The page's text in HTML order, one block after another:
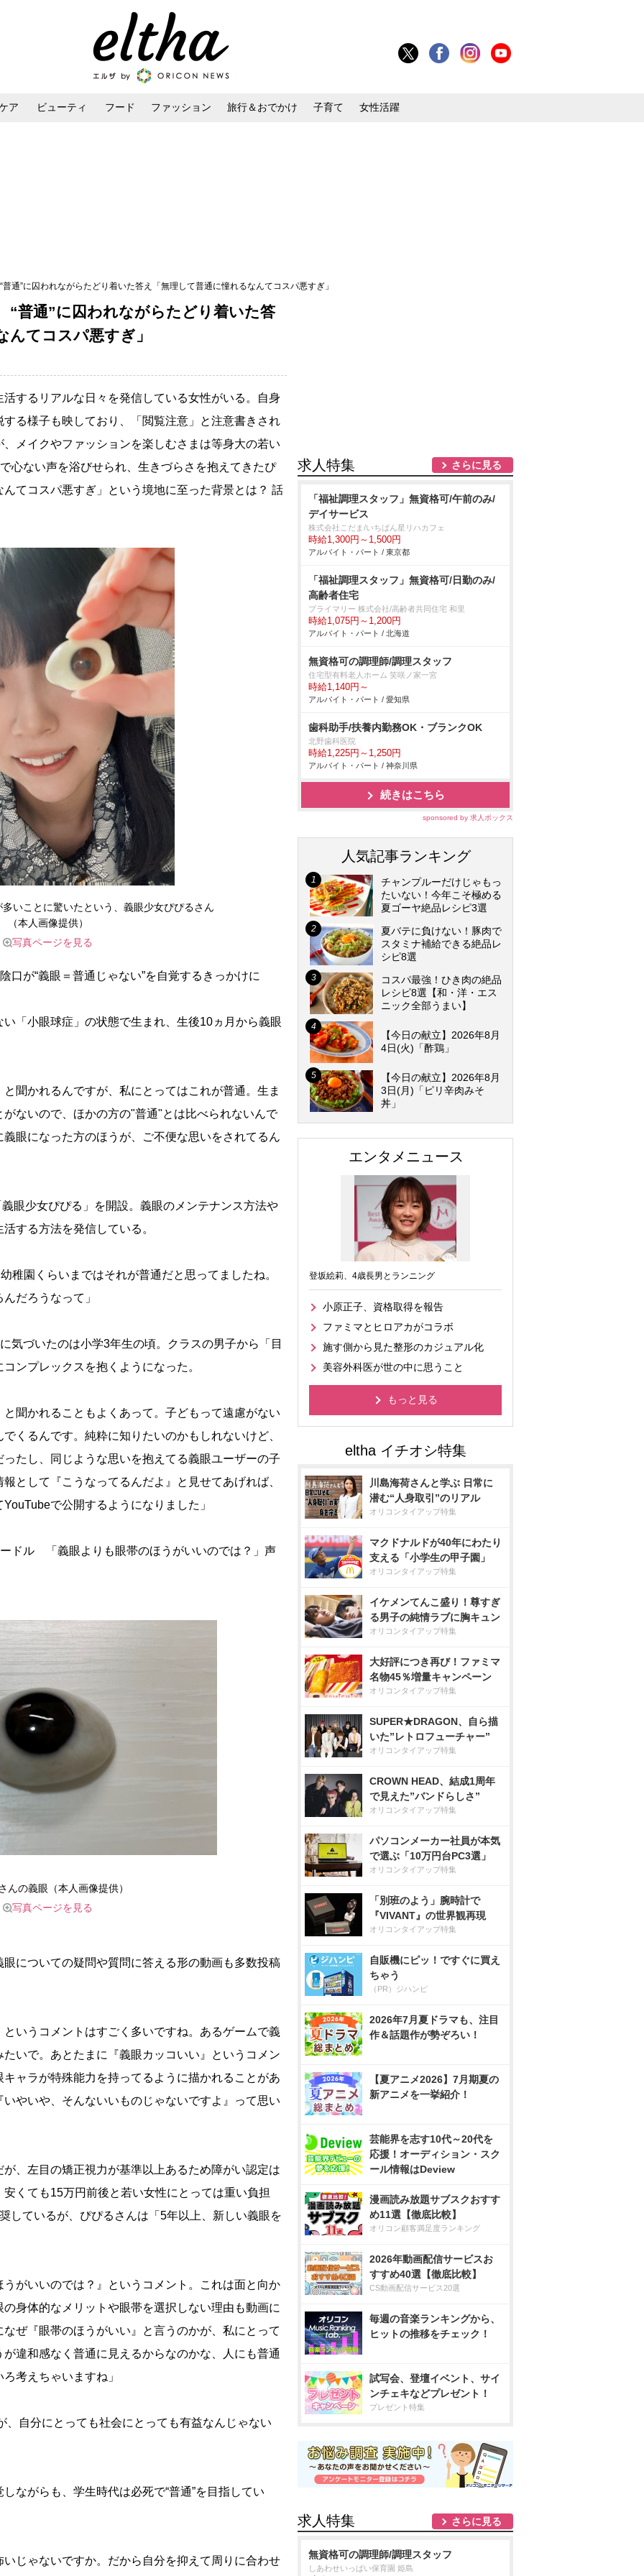
ア ビューティ フード ファッション 旅行＆おでかけ 子育て 女性活躍
通”に囚われながらたどり着いた答え「無理して普通に憧れるなんてコスパ悪すぎ」
普通”に囚われながらたどり着いた答
んてコスパ悪すぎ」
するリアルな日々を発信している女性がいる。自身
る様子も映しており、「閲覧注意」と注意書きされ
メイクやファッションを楽しむさまは等身大の若い
心ない声を浴びせられ、生きづらさを抱えてきたぴ
てコスパ悪すぎ」という境地に至った背景とは？ 話
いことに驚いたという、義眼少女ぴぴるさん
（本人画像提供）
写真ページを見る
口が“義眼＝普通じゃない”を自覚するきっかけに
「小眼球症」の状態で生まれ、生後10ヵ月から義眼
聞かれるんですが、私にとってはこれが普通。生ま
ないので、ほかの方の"普通"とは比べられないんで
眼になった方のほうが、ご不便な思いをされてるん
眼少女ぴぴる」を開設。義眼のメンテナンス方法
する方法を発信している。
稚園くらいまではそれが普通だと思ってましたね。
だろうなって」
気づいたのは小学3年生の頃。クラスの男子から「目
ンプレックスを抱くようになった。
聞かれることもよくあって。子どもって遠慮がない
くるんです。純粋に知りたいのかもしれないけど、
たし、同じような思いを抱えてる義眼ユーザーの子
として『こうなってるんだよ』と見せてあげれば、
で公開するようになりました」
ドル 「義眼よりも眼帯のほうがいいのでは？」声
んの義眼（本人画像提供）
写真ページを見る
についての疑問や質問に答える形の動画も多数投稿
いうコメントはすごく多いですね。あるゲームで義
いで。あとたまに『義眼カッコいい』というコメン
ャラが特殊能力を持ってるように描かれることがあ
やいや、そんないいものじゃないですよ』って思い
、左目の矯正視力が基準以上あるため障がい認定は
くても15万円前後と若い女性にとっては重い負担
しているが、ぴぴるさんは「5年以上、新しい義眼を
がいいのでは？』というコメント。これは面と向か
身体的なメリットや眼帯を選択しない理由も動画に
ぜ『眼帯のほうがいい』と言うのかが、私にとって
違和感なく普通に見えるからなのかな、人にも普通
考えちゃいますね」
、自分にとっても社会にとっても有益なんじゃない
がらも、学生時代は必死で“普通”を目指してい
じゃないですか。だから自分を抑えて周りに合わせ
求人特集 さらに見る
「福祉調理スタッフ」無資格可/午前のみ/
デイサービス
株式会社こだま/いちばん星リハカフェ
時給1,300円～1,500円
アルバイト・パート / 東京都
「福祉調理スタッフ」無資格可/日勤のみ/
高齢者住宅
プライマリー 株式会社/高齢者共同住宅 和里
時給1,075円～1,200円
アルバイト・パート / 北海道
無資格可の調理師/調理スタッフ
住宅型有料老人ホーム 笑咲ノ家一宮
時給1,140円～
アルバイト・パート / 愛知県
歯科助手/扶養内勤務OK・ブランクOK
北野歯科医院
時給1,225円～1,250円
アルバイト・パート / 神奈川県
続きはこちら
sponsored by 求人ボックス
人気記事ランキング
チャンプルーだけじゃもっ
たいない！今年こそ極める
夏ゴーヤ絶品レシピ3選
夏バテに負けない！豚肉で
スタミナ補給できる絶品レ
シピ8選
コスパ最強！ひき肉の絶品
レシピ8選【和・洋・エス
ニック全部うまい】
【今日の献立】2026年8月
4日(火)「酢鶏」
【今日の献立】2026年8月
3日(月)「ピリ辛肉みそ
丼」
エンタメニュース
登坂絵莉、4歳長男とランニング
小原正子、資格取得を報告
ファミマとヒロアカがコラボ
施す側から見た整形のカジュアル化
美容外科医が世の中に思うこと
もっと見る
川島海荷さんと学ぶ 日常に
潜む“人身取引”のリアル
オリコンタイアップ特集
マクドナルドが40年にわたり
支える「小学生の甲子園」
オリコンタイアップ特集
イケメンてんこ盛り！尊すぎ
る男子の純情ラブに胸キュン
オリコンタイアップ特集
大好評につき再び！ファミマ
名物45％増量キャンペーン
オリコンタイアップ特集
SUPER★DRAGON、自ら描
いた”レトロフューチャー”
オリコンタイアップ特集
CROWN HEAD、結成1周年
で見えた”バンドらしさ”
オリコンタイアップ特集
パソコンメーカー社員が本気
で選ぶ「10万円台PC3選」
オリコンタイアップ特集
「別班のよう」腕時計で
『VIVANT』の世界観再現
オリコンタイアップ特集
自販機にピッ！ですぐに買え
ちゃう
（PR）ジハンピ
2026年7月夏ドラマも、注目
作＆話題作が勢ぞろい！
【夏アニメ2026】7月期夏の
新アニメを一挙紹介！
芸能界を志す10代～20代を
応援！オーディション・スク
ール情報はDeview
漫画読み放題サブスクおすす
め11選【徹底比較】
オリコン顧客満足度ランキング
2026年動画配信サービスお
すすめ40選【徹底比較】
CS動画配信サービス20選
毎週の音楽ランキングから、
ヒットの推移をチェック！
試写会、登壇イベント、サイ
ンチェキなどプレゼント！
プレゼント特集
求人特集 さらに見る
無資格可の調理師/調理スタッフ
しあわせいっぱい保育園 姫島